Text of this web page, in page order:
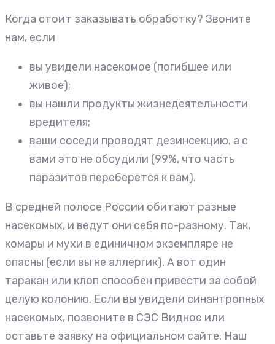
Когда стоит заказывать обработку? Звоните
нам, если
вы увидели насекомое (погибшее или
живое);
вы нашли продукты жизнедеятельности
вредителя;
ваши соседи проводят дезинсекцию, а с
вами это не обсудили (99%, что часть
паразитов переберется к вам).
В средней полосе России обитают разные
насекомых, и ведут они себя по-разному. Так,
комары и мухи в единичном экземпляре не
опасны (если вы не аллергик). А вот один
таракан или клоп способен привести за собой
целую колонию. Если вы увидели синантропных
насекомых, позвоните в СЭС Видное или
оставьте заявку на официальном сайте. Наш